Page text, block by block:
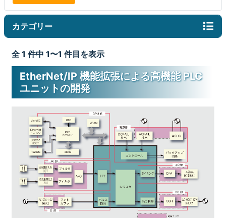
カテゴリー
全 1 件中 1〜1 件目を表示
EtherNet/IP 機能拡張による高機能 PLC
ユニットの開発